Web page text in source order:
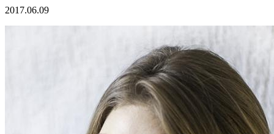
2017.06.09